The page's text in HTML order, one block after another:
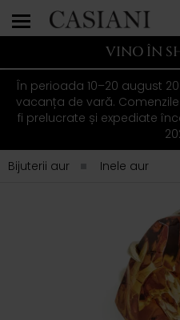
VINO ÎN
În perioada 10–20 august
vacanța de vară.
fi prelucrate și expediate
Bijuterii aur
Inele aur